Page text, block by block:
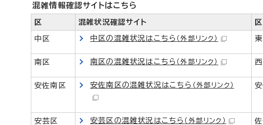
混雑情報確認サイトはこちら
区 混雑状況確認サイト 区
中区 中区の混雑状況はこちら （外部リンク）
南区 南区の混雑状況はこちら （外部リンク）
安佐南区 安佐南区の混雑状況はこちら （外部リンク）
安芸区 安芸区の混雑状況はこちら （外部リンク）